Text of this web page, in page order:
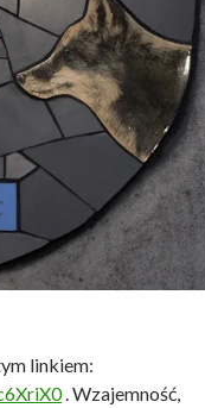
linkiem:
. Wzajemność,